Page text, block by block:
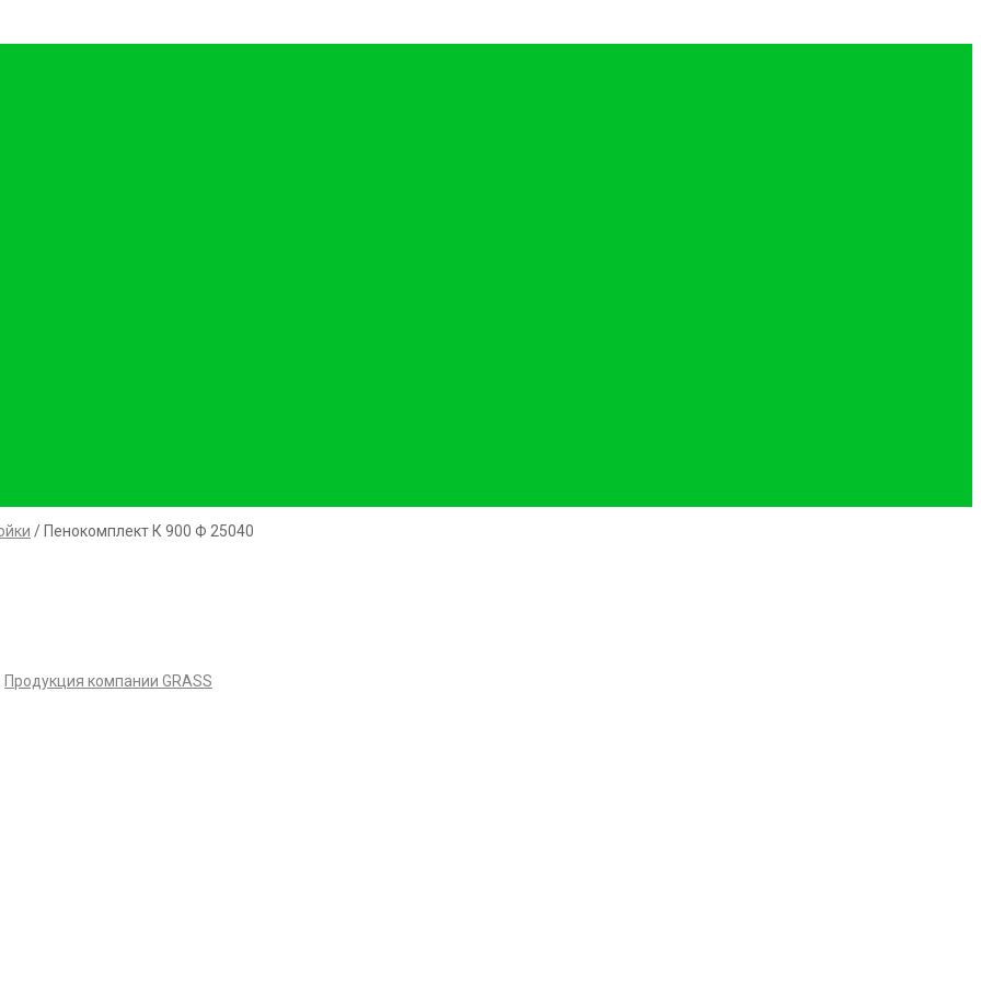
/ Пенокомплект К 900 Ф 25040
Продукция компании GRASS